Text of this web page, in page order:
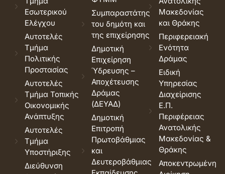
Εσωτερικού
Ελέγχου
Αυτοτελές
Τμήμα
Πολιτικής
Προστασίας
Αυτοτελές
Τμήμα Τοπικής
Οικονομικής
Ανάπτυξης
Αυτοτελές
Τμήμα
Υποστήριξης
Διεύθυνση
Συμπαραστάτης
του δημότη και
της επιχείρησης
Δημοτική
Επιχείρηση
Ύδρευσης –
Αποχέτευσης
Δράμας
(ΔΕΥΑΔ)
Δημοτική
Επιτροπή
Πρωτοβάθμιας
και
Δευτεροβάθμιας
Μακεδονίας
και Θράκης
Περιφερειακή
Ενότητα
Δράμας
Ειδική
Υπηρεσίας
Διαχείρισης
Ε.Π.
Περιφέρειας
Ανατολικής
Μακεδονίας &
Θράκης
Αποκεντρωμένη